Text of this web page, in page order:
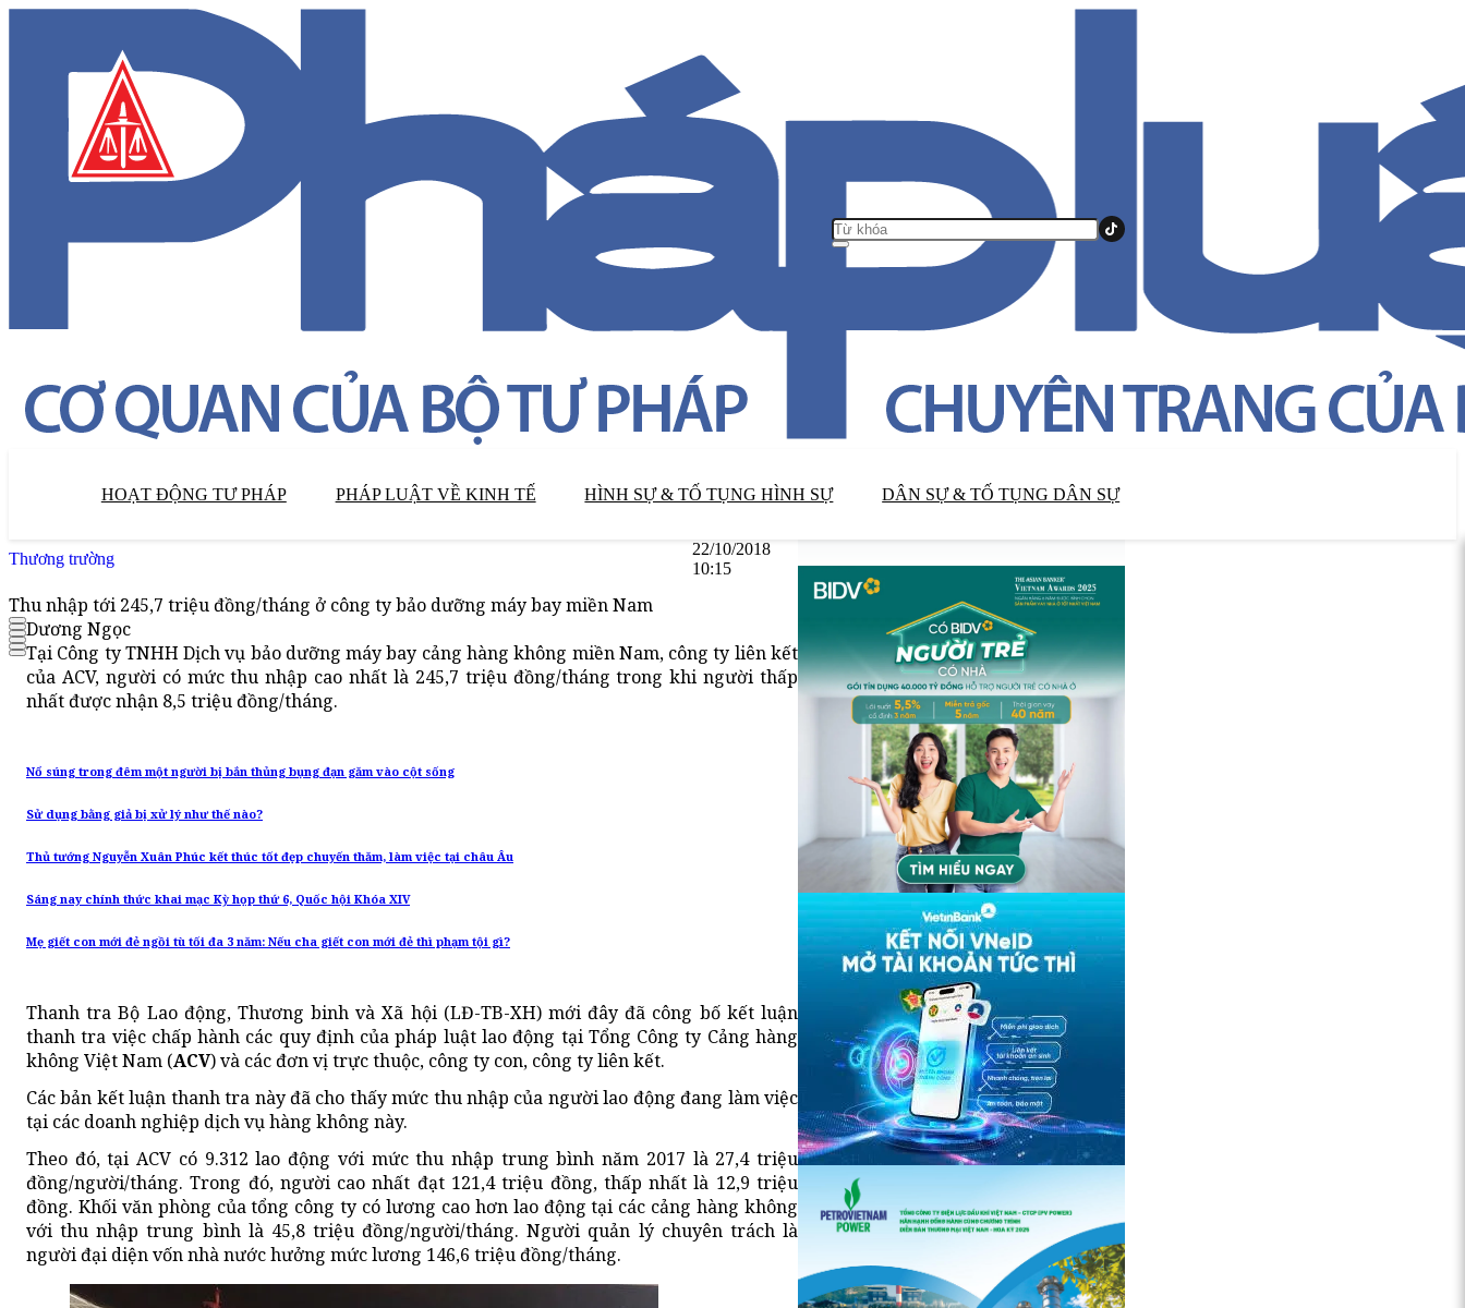
HOẠT ĐỘNG TƯ PHÁP PHÁP LUẬT VỀ KINH TẾ HÌNH SỰ & TỐ TỤNG HÌNH SỰ DÂN SỰ & TỐ TỤNG DÂN SỰ
Thương trường
22/10/2018
10:15
Thu nhập tới 245,7 triệu đồng/tháng ở công ty bảo dưỡng máy bay miền Nam
Dương Ngọc
Tại Công ty TNHH Dịch vụ bảo dưỡng máy bay cảng hàng không miền Nam, công ty liên kết
của ACV, người có mức thu nhập cao nhất là 245,7 triệu đồng/tháng trong khi người thấp
nhất được nhận 8,5 triệu đồng/tháng.
Nổ súng trong đêm một người bị bắn thủng bụng đạn găm vào cột sống
Sử dụng bằng giả bị xử lý như thế nào?
Thủ tướng Nguyễn Xuân Phúc kết thúc tốt đẹp chuyến thăm, làm việc tại châu Âu
Sáng nay chính thức khai mạc Kỳ họp thứ 6, Quốc hội Khóa XIV
Mẹ giết con mới đẻ ngồi tù tối đa 3 năm: Nếu cha giết con mới đẻ thì phạm tội gì?
Thanh tra Bộ Lao động, Thương binh và Xã hội (LĐ-TB-XH) mới đây đã công bố kết luận
thanh tra việc chấp hành các quy định của pháp luật lao động tại Tổng Công ty Cảng hàng
không Việt Nam (ACV) và các đơn vị trực thuộc, công ty con, công ty liên kết.
Các bản kết luận thanh tra này đã cho thấy mức thu nhập của người lao động đang làm việc
tại các doanh nghiệp dịch vụ hàng không này.
Theo đó, tại ACV có 9.312 lao động với mức thu nhập trung bình năm 2017 là 27,4 triệu
đồng/người/tháng. Trong đó, người cao nhất đạt 121,4 triệu đồng, thấp nhất là 12,9 triệu
đồng. Khối văn phòng của tổng công ty có lương cao hơn lao động tại các cảng hàng không
với thu nhập trung bình là 45,8 triệu đồng/người/tháng. Người quản lý chuyên trách là
người đại diện vốn nhà nước hưởng mức lương 146,6 triệu đồng/tháng.